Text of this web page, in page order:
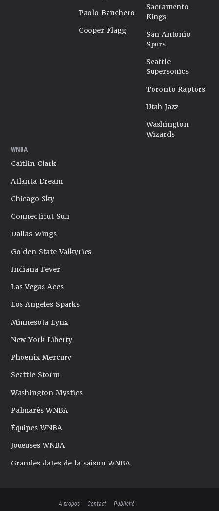
Paolo Banchero
Cooper Flagg
Sacramento
Kings
San Antonio
Spurs
Seattle
Supersonics
Toronto Raptors
Utah Jazz
Washington
Wizards
WNBA
Caitlin Clark
Atlanta Dream
Chicago Sky
Connecticut Sun
Dallas Wings
Golden State Valkyries
Indiana Fever
Las Vegas Aces
Los Angeles Sparks
Minnesota Lynx
New York Liberty
Phoenix Mercury
Seattle Storm
Washington Mystics
Palmarès WNBA
Équipes WNBA
Joueuses WNBA
Grandes dates de la saison WNBA
À propos Contact Publicité